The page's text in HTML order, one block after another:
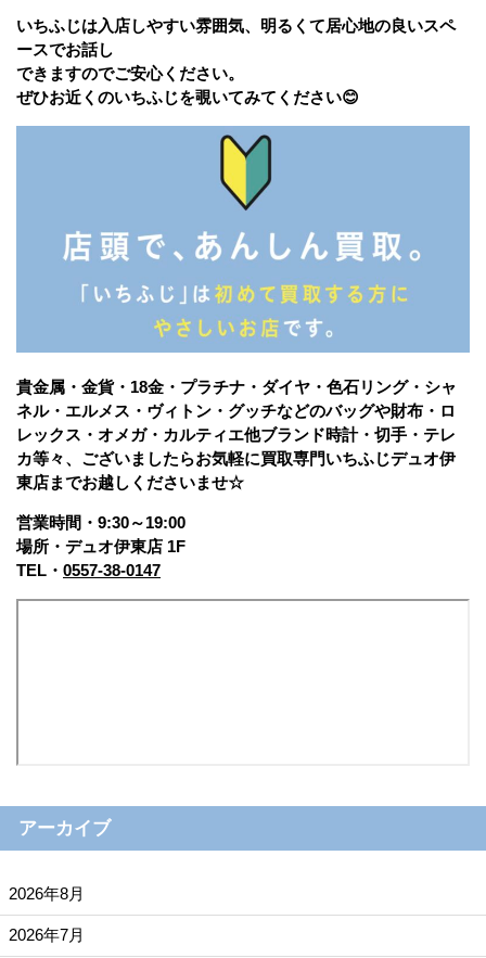
いちふじは入店しやすい雰囲気、明るくて居心地の良いスペ
ースでお話し
できますのでご安心ください。
ぜひお近くのいちふじを覗いてみてください😊
貴金属・金貨・18金・プラチナ・ダイヤ・色石リング・シャ
ネル・エルメス・ヴィトン・グッチなどのバッグや財布・ロ
レックス・オメガ・カルティエ他ブランド時計・切手・テレ
カ等々、ございましたらお気軽に買取専門いちふじデュオ伊
東店までお越しくださいませ☆
営業時間・9:30～19:00
場所・デュオ伊東店 1F
TEL・ 0557-38-0147
アーカイブ
2026年8月
2026年7月